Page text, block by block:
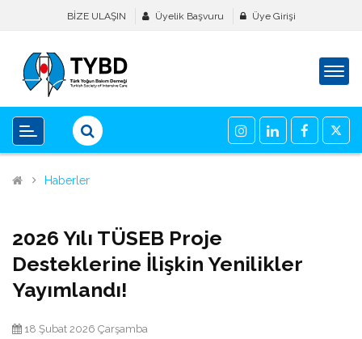
BİZE ULAŞIN Üyelik Başvuru Üye Girişi
Haberler
2026 Yılı TÜSEB Proje
Desteklerine İlişkin Yenilikler
Yayımlandı!
18 Şubat 2026 Çarşamba